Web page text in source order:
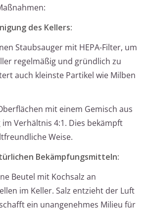
des Kellers:
Staubsauger mit HEPA-Filter, um
regelmäßig und gründlich zu
auch kleinste Partikel wie Milben
mit einem Gemisch aus
im Verhältnis 4:1. Dies bekämpft
Weise.
Bekämpfungsmitteln:
Beutel mit Kochsalz an
im Keller. Salz entzieht der Luft
ein unangenehmes Milieu für